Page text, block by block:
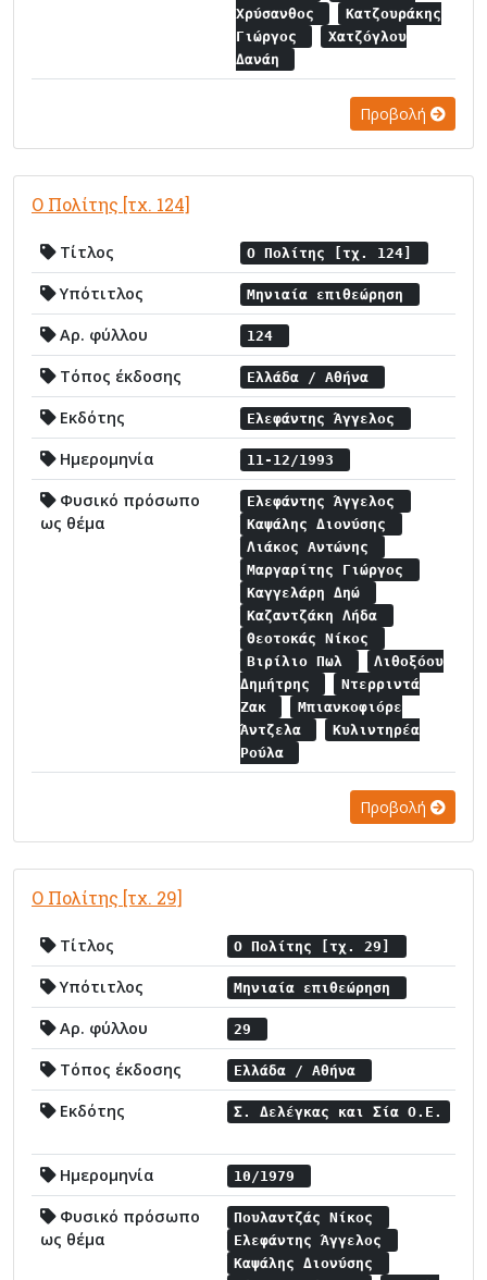
Χρύσανθος
Κατζουράκης
Γιώργος
Χατζόγλου
Δανάη
Προβολή
Ο Πολίτης [τχ. 124]
Τίτλος Ο Πολίτης [τχ. 124]
Υπότιτλος Μηνιαία επιθεώρηση
Αρ. φύλλου 124
Τόπος έκδοσης Ελλάδα / Αθήνα
Εκδότης Ελεφάντης Άγγελος
Ημερομηνία 11-12/1993
Φυσικό πρόσωπο
ως θέμα
Ελεφάντης Άγγελος
Καψάλης Διονύσης
Λιάκος Αντώνης
Μαργαρίτης Γιώργος
Καγγελάρη Δηώ
Καζαντζάκη Λήδα
Θεοτοκάς Νίκος
Βιρίλιο Πωλ
Λιθοξόου
Δημήτρης
Ντερριντά
Ζακ
Μπιανκοφιόρε
Άντζελα
Κυλιντηρέα
Ρούλα
Προβολή
Ο Πολίτης [τχ. 29]
Τίτλος Ο Πολίτης [τχ. 29]
Υπότιτλος Μηνιαία επιθεώρηση
Αρ. φύλλου 29
Τόπος έκδοσης Ελλάδα / Αθήνα
Εκδότης Σ. Δελέγκας και Σία Ο.Ε.
Ημερομηνία 10/1979
Φυσικό πρόσωπο
ως θέμα
Πουλαντζάς Νίκος
Ελεφάντης Άγγελος
Καψάλης Διονύσης